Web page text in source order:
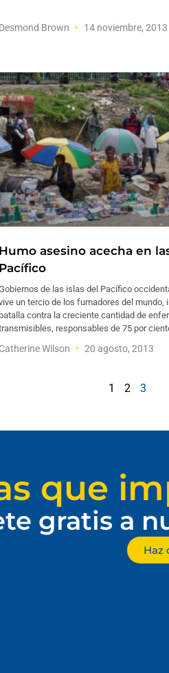
Desmond Brown 14 noviembre, 2013
Humo asesino acecha en
Pacífico
de las islas del Pacífico
un tercio de los fumadores del mundo,
batalla contra la creciente cantidad de
responsables de 75 por
Catherine Wilson 20 agosto, 2013
1 2 3
que
gratis a
Haz